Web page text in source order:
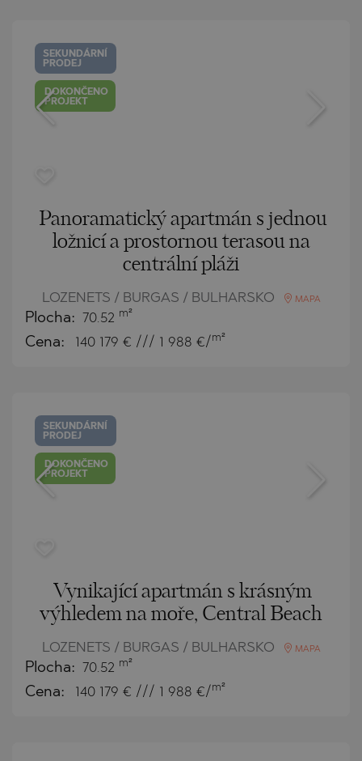
SEKUNDÁRNÍ
PRODEJ
DOKONČENO
PROJEKT
Panoramatický apartmán s jednou
ložnicí a prostornou terasou na
centrální pláži
LOZENETS / BURGAS / BULHARSKO MAPA
Plocha: 70.52 m²
Cena: 140 179 € /// 1 988 €/ m²
SEKUNDÁRNÍ
PRODEJ
DOKONČENO
PROJEKT
Vynikající apartmán s krásným
výhledem na moře, Central Beach
LOZENETS / BURGAS / BULHARSKO MAPA
Plocha: 70.52 m²
Cena: 140 179 € /// 1 988 €/ m²